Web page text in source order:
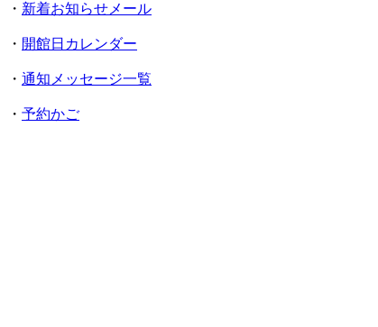
・ 新着お知らせメール
・ 開館日カレンダー
・ 通知メッセージ一覧
・ 予約かご